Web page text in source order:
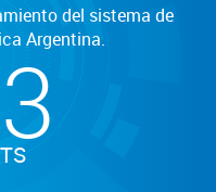
del sistema de
Argentina.